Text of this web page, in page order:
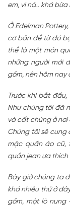
em, vì nó… khá bừa
Ở Edelman
cơ bản để từ đó
thể là một món
những người mới
gốm, nên hôm nay
Trước khi bắt
Như chúng tôi đã
và cất chúng ở
Chúng tôi sẽ
mặc quần áo cũ,
quần jean ưa thích
Bây giờ chúng ta
khá nhiều thứ ở
gốm, một lò nung